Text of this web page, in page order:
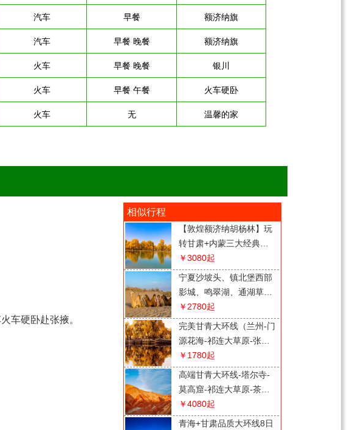
汽车 早餐 额济纳旗
汽车 早餐 晚餐 额济纳旗
火车 早餐 晚餐 银川
火车 早餐 午餐 火车硬卧
火车 无 温馨的家
车硬卧赴张掖。
相似行程
【敦煌额济纳胡杨林】玩
转甘肃+内蒙三大经典胡
杨林（金塔胡杨林/胡杨林
1-8道桥/弱水金沙胡杨
林）双动8日游
￥3080起
宁夏沙坡头、镇北堡西部
影城、鸣翠湖、通湖草
原、览山公园5天钜惠品
质之旅
￥2780起
完美甘青大环线（兰州-门
源花海-祁连大草原-张掖
七彩丹霞-察尔汗盐湖-茶
卡盐湖-青海湖）双动8日
游
￥1780起
高端甘青大环线-塔尔寺-
莫高窟-祁连大草原-茶卡
天空壹号-青海湖双动8日
游（边塞之恋）
￥4080起
青海+甘肃品质大环线8日